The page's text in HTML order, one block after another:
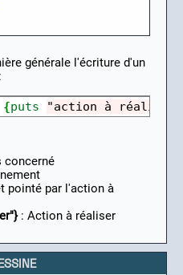
générale l'écriture d'un
{puts "action à réaliser"
concerné
pointé par l'action à
: Action à réaliser